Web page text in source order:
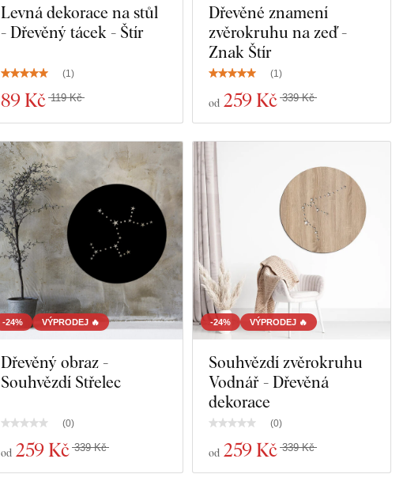
Levná dekorace na stůl
- Dřevěný tácek - Štír
(1)
89 Kč 119 Kč
Dřevěné znamení
zvěrokruhu na zeď -
Znak Štír
(1)
od 259 Kč 339 Kč
-24% VÝPRODEJ 🔥
Dřevěný obraz -
Souhvězdí Střelec
(0)
od 259 Kč 339 Kč
-24% VÝPRODEJ 🔥
Souhvězdí zvěrokruhu
Vodnář - Dřevěná
dekorace
(0)
od 259 Kč 339 Kč